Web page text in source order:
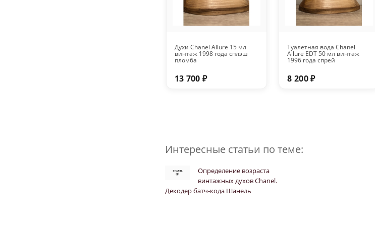
Духи Chanel Allure 15 мл
винтаж 1998 года сплэш
пломба
13 700 ₽
Туалетная вода Chanel
Allure EDT 50 мл винтаж
1996 года спрей
8 200 ₽
Интересные статьи по теме:
Определение возраста
винтажных духов Chanel.
Декодер батч-кода Шанель